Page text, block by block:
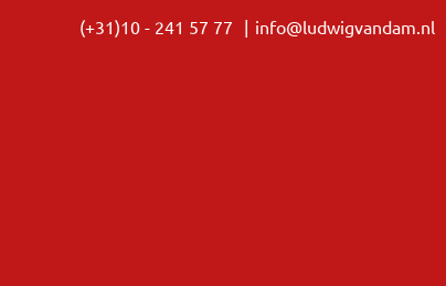
(+31)10 - 241 57 77 | info@ludwigvandam.nl